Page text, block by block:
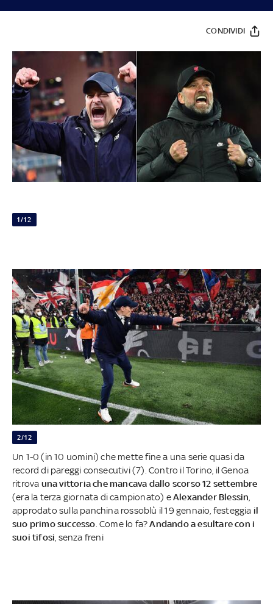
CONDIVIDI
1/12
2/12
Un 1-0 (in 10 uomini) che mette fine a una serie quasi da
record di pareggi consecutivi (7). Contro il Torino, il Genoa
ritrova una vittoria che mancava dallo scorso 12 settembre
(era la terza giornata di campionato) eAlexander Blessin
approdato sulla panchina rossoblù il 19 gennaio, festeggia il
suo primo successo . Come lo fa?Andando a esultare con i
suoi tifosi , senza freni